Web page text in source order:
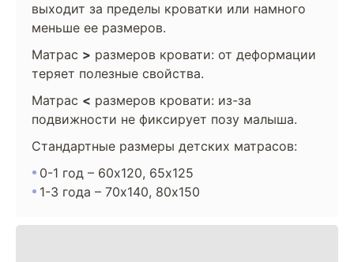
выходит за пределы кроватки или намного
меньше ее размеров.
Матрас > размеров кровати: от деформации
теряет полезные свойства.
Матрас < размеров кровати: из-за
подвижности не фиксирует позу малыша.
Стандартные размеры детских матрасов:
0-1 год – 60х120, 65х125
1-3 года – 70х140, 80х150